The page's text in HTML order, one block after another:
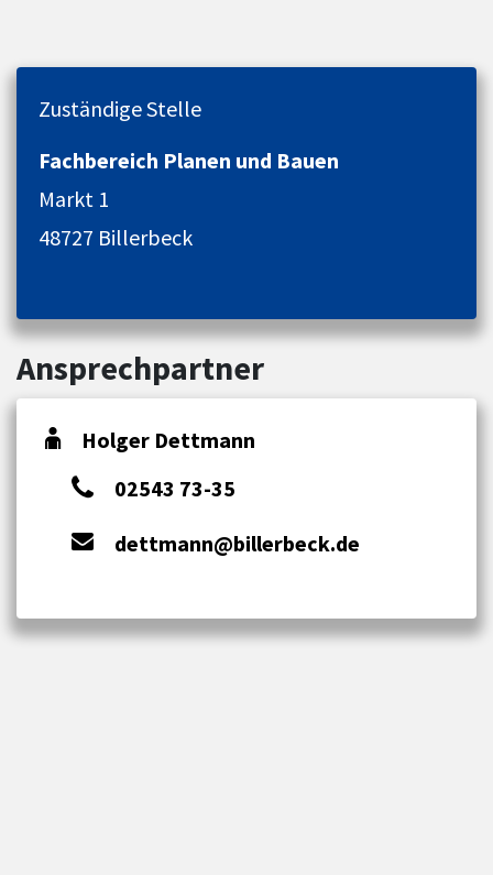
Zuständige Stelle
Fachbereich Planen und Bauen
Markt 1
48727 Billerbeck
Ansprechpartner
Holger Dettmann
02543 73-35
dettmann@billerbeck.de